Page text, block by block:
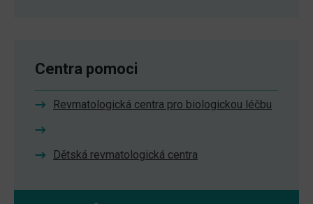
Centra pomoci
Revmatologická centra pro biologickou léčbu
Dětská revmatologická centra